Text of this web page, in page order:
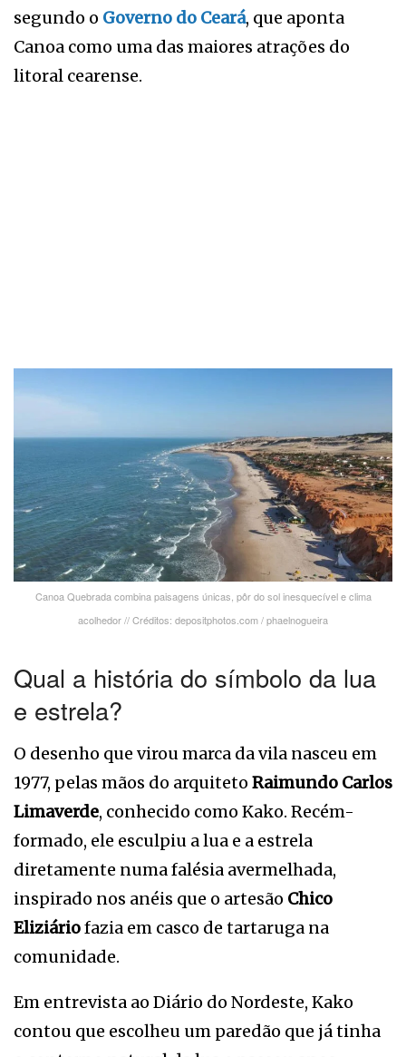
segundo o Governo do Ceará, que aponta
Canoa como uma das maiores atrações do
litoral cearense.
Canoa Quebrada combina paisagens únicas, pôr do sol inesquecível e clima
acolhedor // Créditos: depositphotos.com / phaelnogueira
Qual a história do símbolo da lua
e estrela?
O desenho que virou marca da vila nasceu em
1977, pelas mãos do arquiteto Raimundo Carlos
Limaverde, conhecido como Kako. Recém-
formado, ele esculpiu a lua e a estrela
diretamente numa falésia avermelhada,
inspirado nos anéis que o artesão Chico
Eliziáriofazia em casco de tartaruga na
comunidade.
Em entrevista ao Diário do Nordeste, Kako
contou que escolheu um paredão que já tinha